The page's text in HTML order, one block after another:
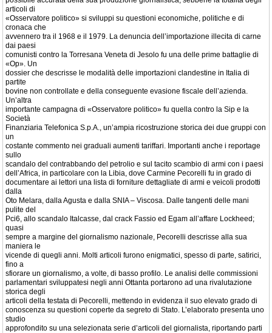
articoli di
«Osservatore politico» si sviluppi su questioni economiche, politiche e di
cronaca che
avvennero tra il 1968 e il 1979. La denuncia dell’importazione illecita di carne
dai paesi
comunisti contro la Torresana Veneta di Jesolo fu una delle prime battaglie di
«Op». Un
dossier che descrisse le modalità delle importazioni clandestine in Italia di
partite
bovine non controllate e della conseguente evasione fiscale dell’azienda.
Un’altra
importante campagna di «Osservatore politico» fu quella contro la Sip e la
Società
Finanziaria Telefonica S.p.A., un’ampia ricostruzione storica dei due gruppi con
un
costante commento nei graduali aumenti tariffari. Importanti anche i reportage
sullo
scandalo del contrabbando del petrolio e sul tacito scambio di armi con i paesi
dell’Africa, in particolare con la Libia, dove Carmine Pecorelli fu in grado di
documentare ai lettori una lista di forniture dettagliate di armi e veicoli prodotti
dalla
Oto Melara, dalla Agusta e dalla SNIA – Viscosa. Dalle tangenti delle mani
pulite del
Pci6, allo scandalo Italcasse, dal crack Fassio ed Egam all’affare Lockheed;
quasi
sempre a margine del giornalismo nazionale, Pecorelli descrisse alla sua
maniera le
vicende di quegli anni. Molti articoli furono enigmatici, spesso di parte, satirici,
fino a
sfiorare un giornalismo, a volte, di basso profilo. Le analisi delle commissioni
parlamentari sviluppatesi negli anni Ottanta portarono ad una rivalutazione
storica degli
articoli della testata di Pecorelli, mettendo in evidenza il suo elevato grado di
conoscenza su questioni coperte da segreto di Stato. L’elaborato presenta uno
studio
approfondito su una selezionata serie d’articoli del giornalista, riportando parti